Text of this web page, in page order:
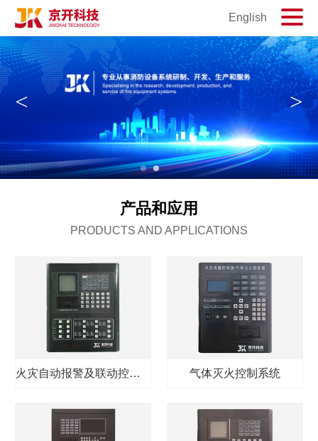
English
1 2
< >
产品和应用
PRODUCTS AND APPLICATIONS
火灾自动报警及联动控制系统 气体灭火控制系统